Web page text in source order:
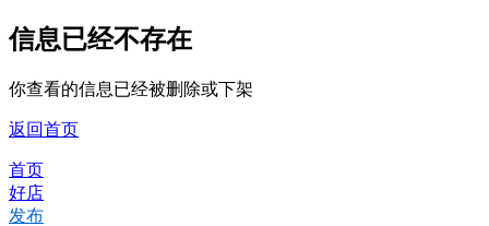
信息已经不存在
你查看的信息已经被删除或下架
返回首页
首页
好店
发布